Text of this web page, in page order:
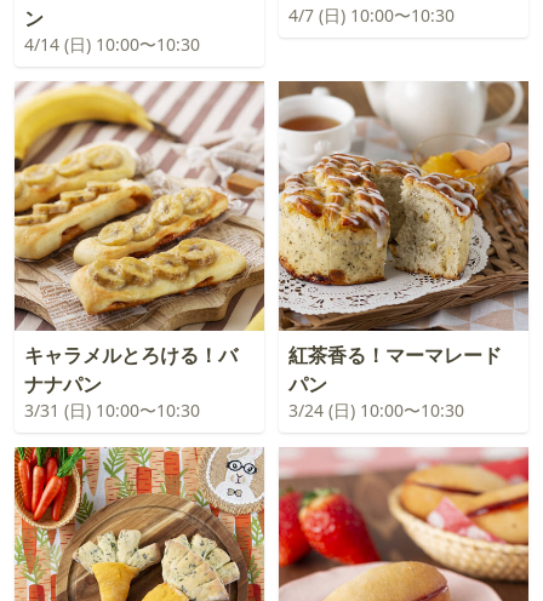
ン
4/14 (日) 10:00〜10:30
4/7 (日) 10:00〜10:30
キャラメルとろける！バ
ナナパン
3/31 (日) 10:00〜10:30
紅茶香る！マーマレード
パン
3/24 (日) 10:00〜10:30